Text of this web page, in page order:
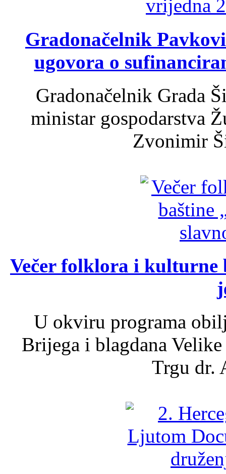
Gradonačelnik
ugovora o
Gradonačelnik Grada
ministar gospodarstva
Zvonimir
Večer folklora i kulturne
U okviru programa
Brijega i blagdana
Trgu dr.